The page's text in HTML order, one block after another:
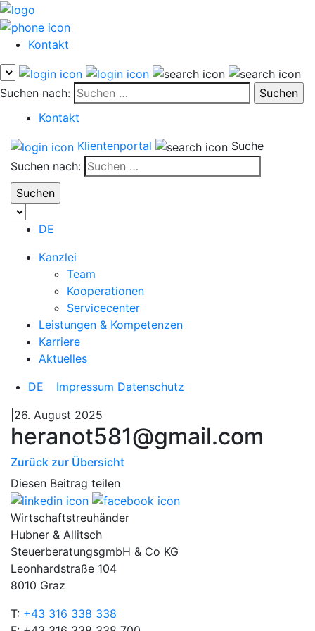
Kontakt
Suchen nach:
Kontakt
Klientenportal
Suche
Suchen nach:
DE
Kanzlei
Team
Kooperationen
Servicecenter
Leistungen & Kompetenzen
Karriere
Aktuelles
DE
Impressum Datenschutz
|26. August 2025
heranot581@gmail.com
Zurück zur Übersicht
Diesen Beitrag teilen
Wirtschaftstreuhänder
Hubner & Allitsch
SteuerberatungsgmbH & Co KG
Leonhardstraße 104
8010 Graz
T: +43 316 338 338